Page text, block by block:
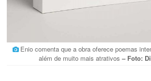
Enio comenta que a obra oferece poemas
além de muito mais atrativos – Foto: